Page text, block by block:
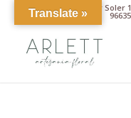
Av. Pintor Xavier Soler
Translate »